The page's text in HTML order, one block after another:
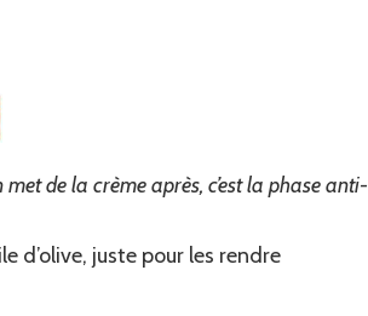
met de la crème après, c’est la phase anti-
d’olive, juste pour les rendre